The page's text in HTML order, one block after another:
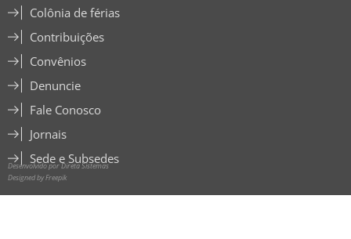
Colônia de férias
Contribuições
Convênios
Denuncie
Fale Conosco
Jornais
Sede e Subsedes
Desenvolvido por Direta Sistemas
Designed by Freepik